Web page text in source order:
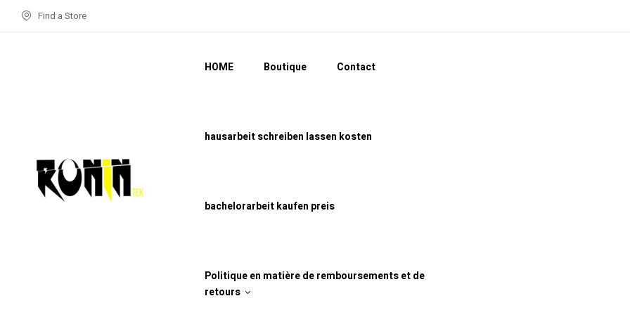
Find a Store
HOME Boutique Contact
hausarbeit schreiben lassen kosten
bachelorarbeit kaufen preis
Politique en matière de remboursements et de
retours